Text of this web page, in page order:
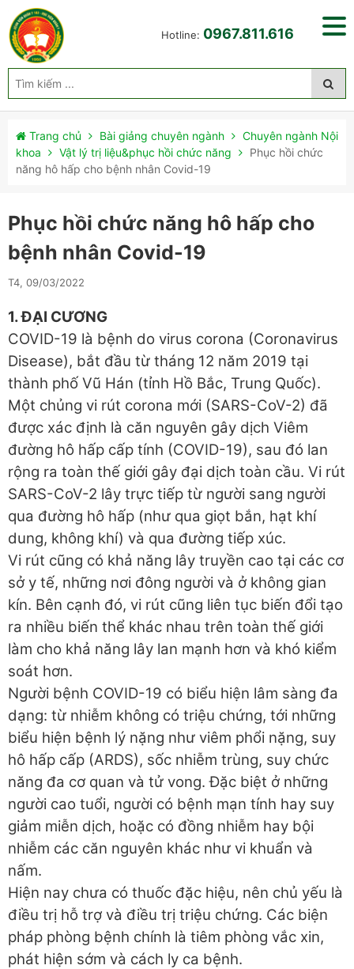
Hotline: 0967.811.616
Trang chủ Bài giảng chuyên ngành
Chuyên ngành Nội
khoa
Vật lý trị liệu&phục hồi chức năng
Phục hồi chức
năng hô hấp cho bệnh nhân Covid-19
Phục hồi chức năng hô hấp cho
bệnh nhân Covid-19
T4, 09/03/2022
1. ĐẠI CƯƠNG
COVID-19 là bệnh do virus corona (Coronavirus
Disease), bắt đầu từ tháng 12 năm 2019 tại
thành phố Vũ Hán (tỉnh Hồ Bắc, Trung Quốc).
Một chủng vi rút corona mới (SARS-CoV-2) đã
được xác định là căn nguyên gây dịch Viêm
đường hô hấp cấp tính (COVID-19), sau đó lan
rộng ra toàn thế giới gây đại dịch toàn cầu. Vi rút
SARS-CoV-2 lây trực tiếp từ người sang người
qua đường hô hấp (như qua giọt bắn, hạt khí
dung, không khí) và qua đường tiếp xúc.
Vi rút cũng có khả năng lây truyền cao tại các cơ
sở y tế, những nơi đông người và ở không gian
kín. Bên cạnh đó, vi rút cũng liên tục biến đổi tạo
ra nhiều biến thể khác nhau trên toàn thế giới
làm cho khả năng lây lan mạnh hơn và khó kiểm
soát hơn.
Người bệnh COVID-19 có biểu hiện lâm sàng đa
dạng: từ nhiễm không có triệu chứng, tới những
biểu hiện bệnh lý nặng như viêm phổi nặng, suy
hô hấp cấp (ARDS), sốc nhiễm trùng, suy chức
năng đa cơ quan và tử vong. Đặc biệt ở những
người cao tuổi, người có bệnh mạn tính hay suy
giảm miễn dịch, hoặc có đồng nhiễm hay bội
nhiễm các căn nguyên khác như vi khuẩn và
nấm.
Hiện nay chưa có thuốc đặc hiệu, nên chủ yếu là
điều trị hỗ trợ và điều trị triệu chứng. Các biện
pháp phòng bệnh chính là tiêm phòng vắc xin,
phát hiện sớm và cách ly ca bệnh.